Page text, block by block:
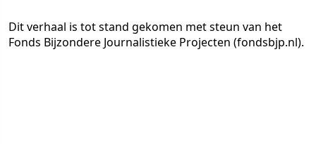
Dit verhaal is tot stand gekomen met steun van het
Fonds Bijzondere Journalistieke Projecten (fondsbjp.nl).